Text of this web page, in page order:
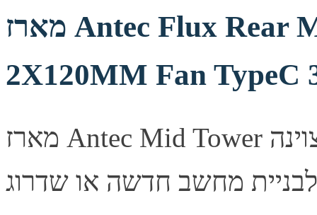
מארז Antec Flux Rear Mid Tower 3X140mm ARGB
2X120MM Fan TypeC
מארז Antec Mid Tower מעוצב היטב, מספק זרימת אוויר מצוינה